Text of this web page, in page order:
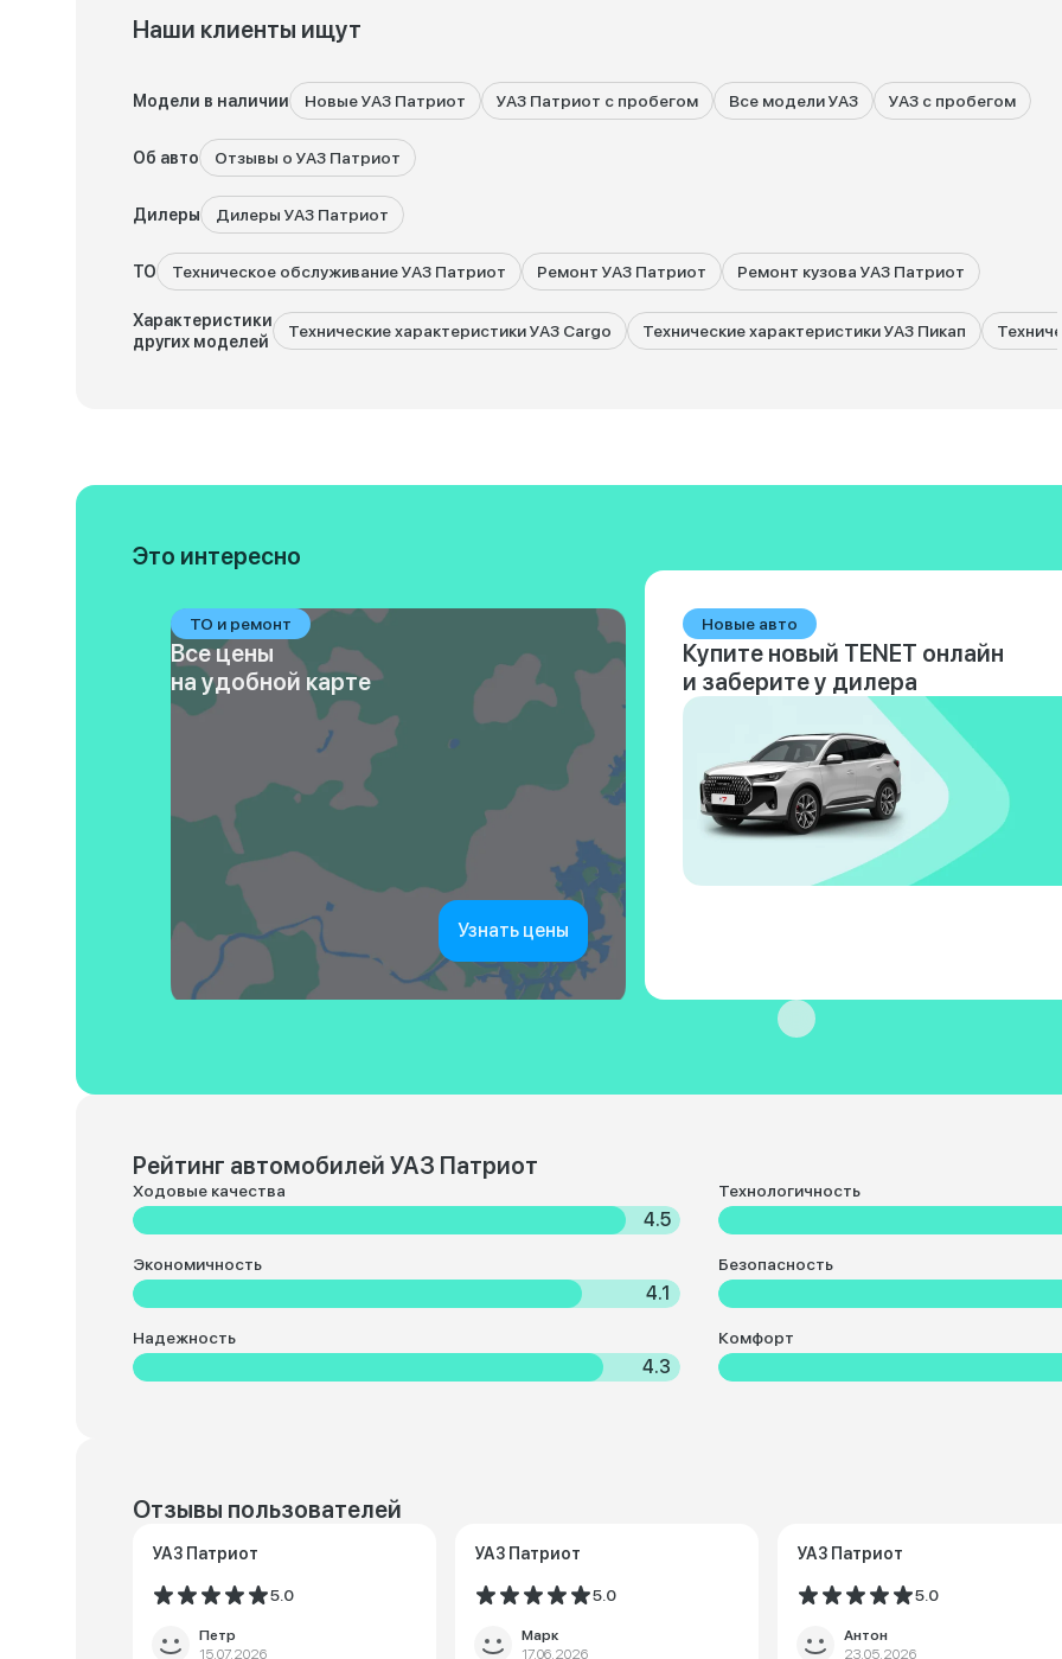
Наши клиенты ищут
Модели в наличии Новые УАЗ Патриот УАЗ Патриот с пробегом Все модели УАЗ УАЗ с пробегом
Об авто Отзывы о УАЗ Патриот
Дилеры Дилеры УАЗ Патриот
ТО Техническое обслуживание УАЗ Патриот Ремонт УАЗ Патриот Ремонт кузова УАЗ Патриот
Характеристики
других моделей
Технические характеристики УАЗ Cargo Технические характеристики УАЗ Пикап
Это интересно
ТО и ремонт
Все цены
на удобной карте
Узнать цены
Новые авто
Купите новый TENET онлайн
и заберите у дилера
Рейтинг автомобилей УАЗ Патриот
Ходовые качества
4.5
Технологичность
Экономичность
4.1
Безопасность
Надежность
4.3
Комфорт
Отзывы пользователей
УАЗ Патриот
5.0
Петр
15.07.2026
УАЗ Патриот
5.0
Марк
17.06.2026
УАЗ Патриот
5.0
Антон
23.05.2026